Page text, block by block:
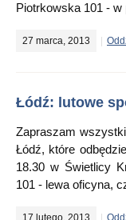
Piotrkowska 101 - w
27 marca, 2013
Łódź: lutowe
Zapraszam
Łódź, które
18.30 w Świetlicy
101 - lewa oficyna,
17 lutego, 2013